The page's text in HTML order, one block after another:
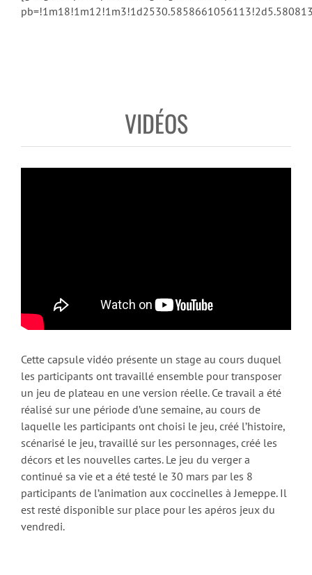
VIDÉOS
Cette capsule vidéo présente un stage au cours duquel
les participants ont travaillé ensemble pour transposer
un jeu de plateau en une version réelle. Ce travail a été
réalisé sur une période d’une semaine, au cours de
laquelle les participants ont choisi le jeu, créé l’histoire,
scénarisé le jeu, travaillé sur les personnages, créé les
décors et les nouvelles cartes. Le jeu du verger a
continué sa vie et a été testé le 30 mars par les 8
participants de l’animation aux coccinelles à Jemeppe. Il
est resté disponible sur place pour les apéros jeux du
vendredi.